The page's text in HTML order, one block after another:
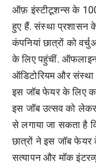
ऑफ़ इंस्टीटूशन्स के 100
हुए हैं. संस्था प्रशासन के
कंपनियां छात्रों को
के लिए पहुंचीं.
ऑडिटोरियम और
इस जॉब फेयर के लिए
इस जॉब उत्सव को
से लगाया जा सकता है
छात्रों ने इस जॉब फेयर
सत्यापन और मॉक